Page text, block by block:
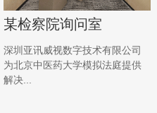
某检察院询问室
深圳亚讯威视数字技术有限公司
为北京中医药大学模拟法庭提供
解决...